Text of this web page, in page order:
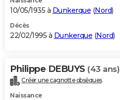
10/05/1935 à Dunkerque (Nord)
Décès
22/02/1995 à Dunkerque (Nord)
Philippe DEBUYS (43 ans)
Créer une cagnotte obsèques
Naissance